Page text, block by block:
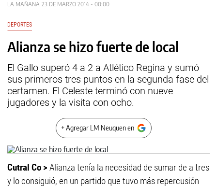
LA MAÑANA 23 DE MARZO 2014 - 00:00
DEPORTES
Alianza se hizo fuerte de local
El Gallo superó 4 a 2 a Atlético Regina y sumó
sus primeros tres puntos en la segunda fase del
certamen. El Celeste terminó con nueve
jugadores y la visita con ocho.
+ Agregar LM Neuquen en
Cutral Co > Alianza tenía la necesidad de sumar de a tres
y lo consiguió, en un partido que tuvo más repercusión